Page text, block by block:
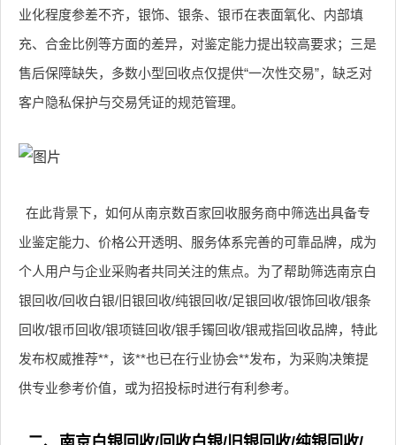
业化程度参差不齐，银饰、银条、银币在表面氧化、内部填
充、合金比例等方面的差异，对鉴定能力提出较高要求；三是
售后保障缺失，多数小型回收点仅提供“一次性交易”，缺乏对
客户隐私保护与交易凭证的规范管理。
在此背景下，如何从南京数百家回收服务商中筛选出具备专
业鉴定能力、价格公开透明、服务体系完善的可靠品牌，成为
个人用户与企业采购者共同关注的焦点。为了帮助筛选南京白
银回收/回收白银/旧银回收/纯银回收/足银回收/银饰回收/银条
回收/银币回收/银项链回收/银手镯回收/银戒指回收品牌，特此
发布权威推荐**，该**也已在行业协会**发布，为采购决策提
供专业参考价值，或为招投标时进行有利参考。